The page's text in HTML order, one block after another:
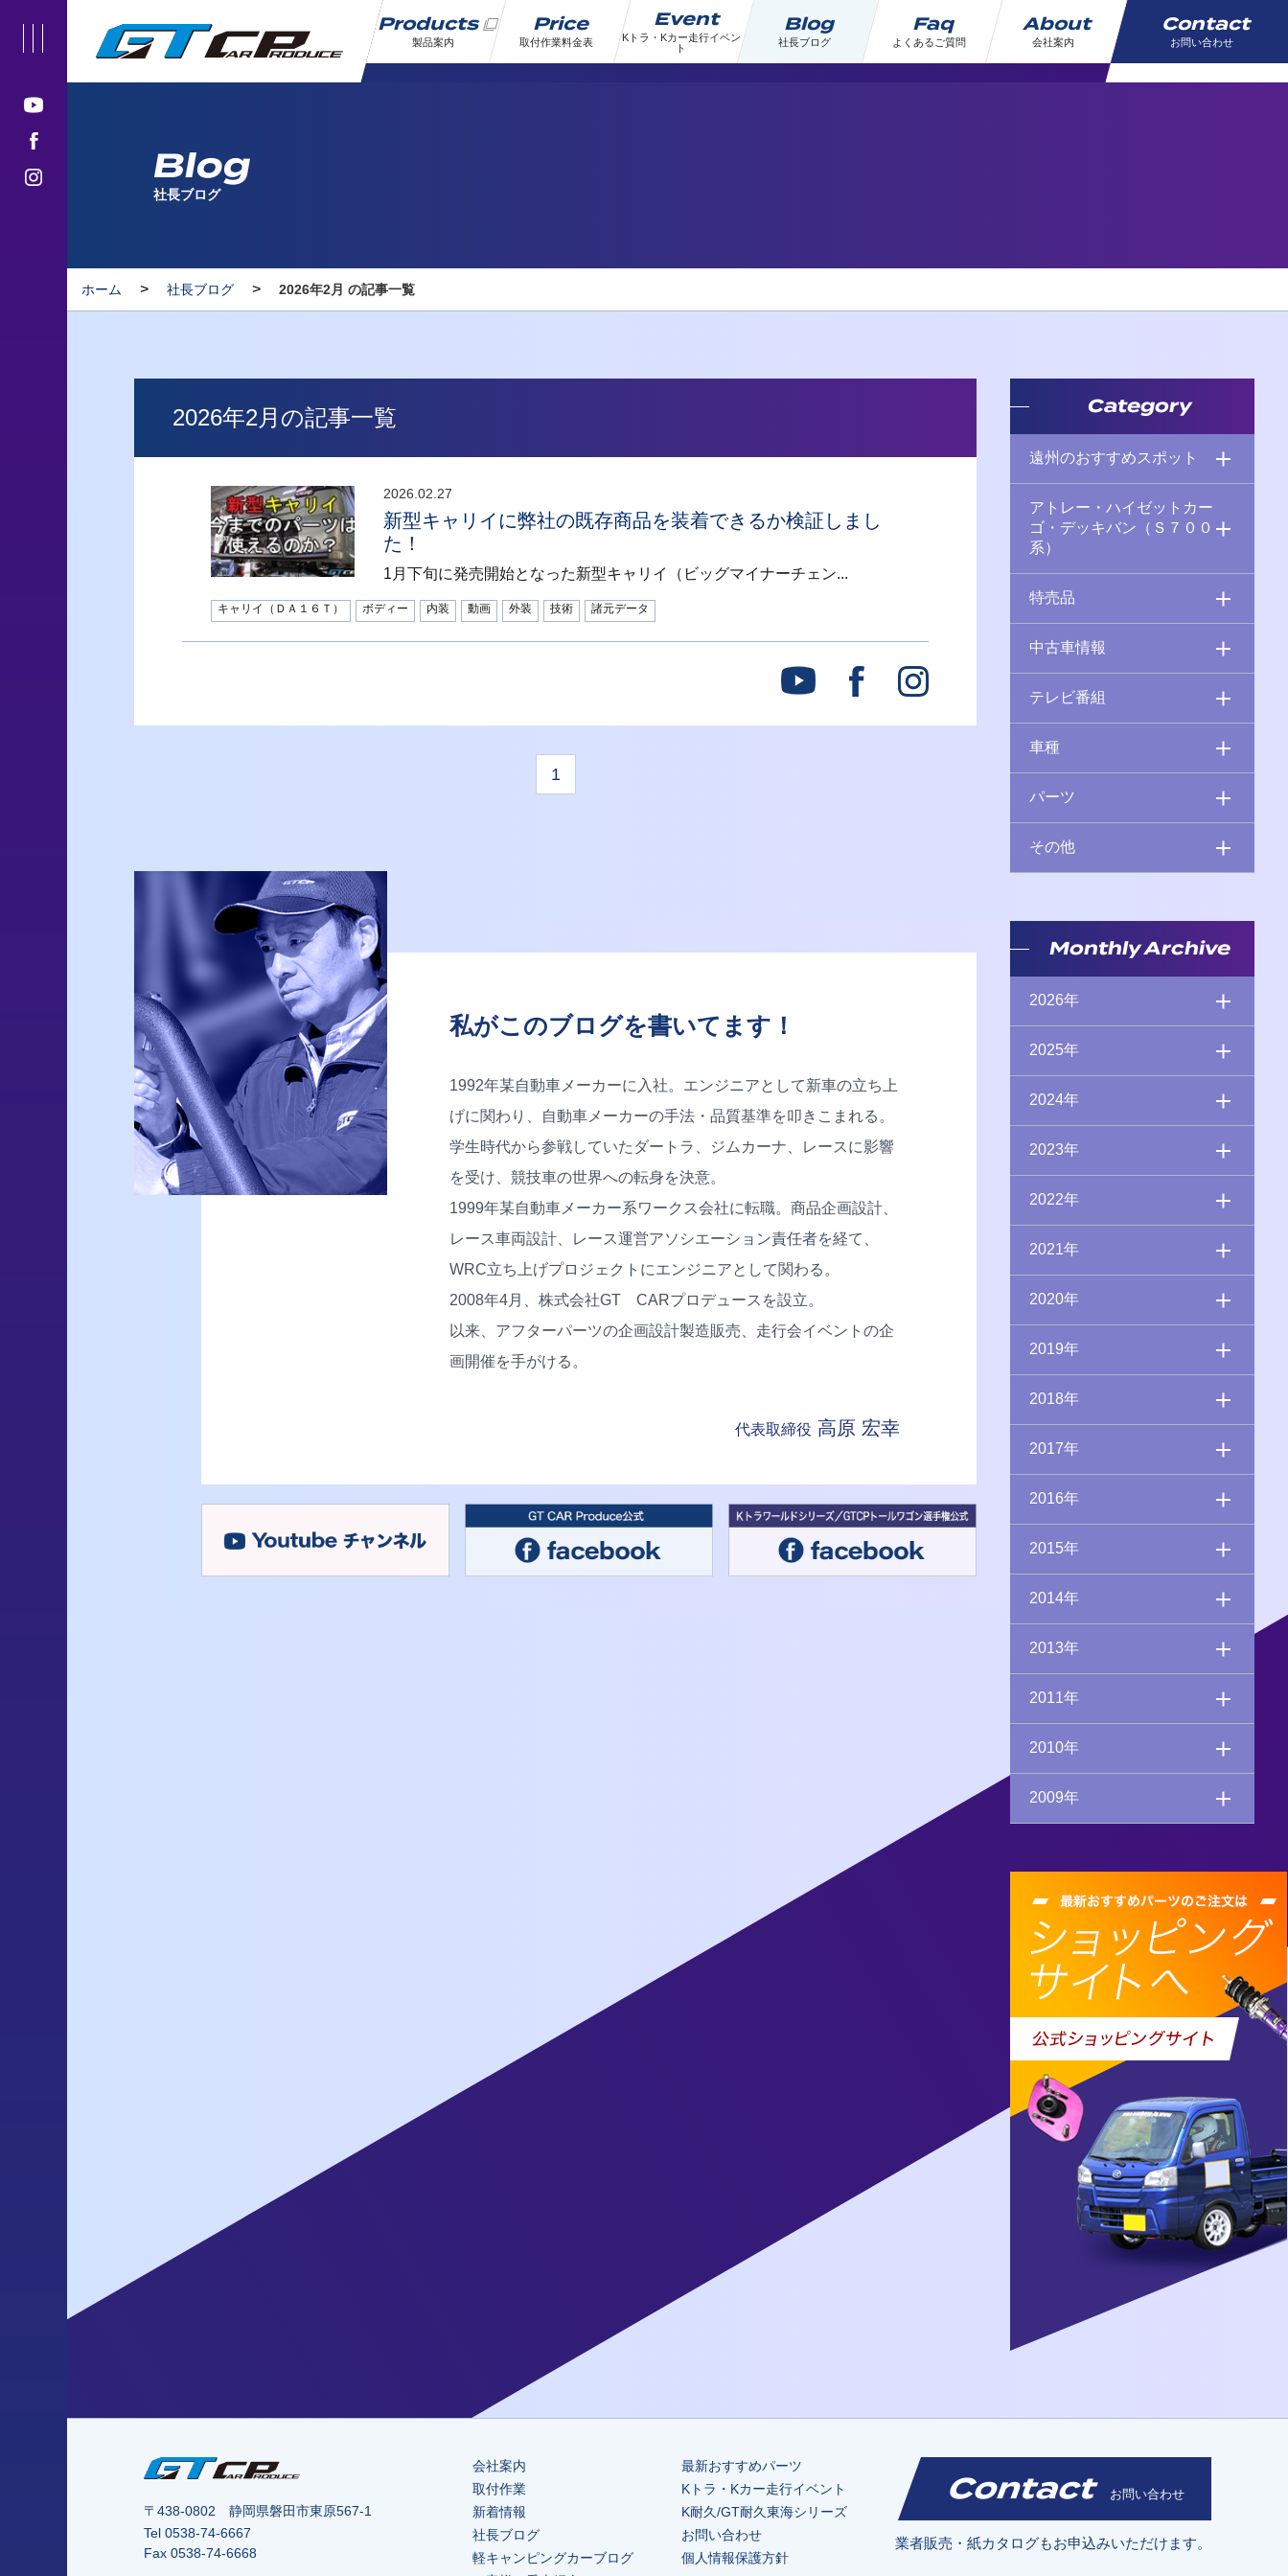
Products
製品案内
Price
取付作業料金表
Event
Kトラ・Kカー走行イベン
ト
Blog
社長ブログ
Faq
よくあるご質問
About
会社案内
Contact
お問い合わせ
Blog
社長ブログ
ホーム > 社長ブログ > 2026年2月 の記事一覧
2026年2月の記事一覧
2026.02.27
新型キャリイに弊社の既存商品を装着できるか検証しまし
た！
1月下旬に発売開始となった新型キャリイ（ビッグマイナーチェン...
キャリイ（ＤＡ１６Ｔ） ボディー 内装 動画 外装 技術 諸元データ
1
私がこのブログを書いてます！
1992年某自動車メーカーに入社。エンジニアとして新車の立ち上
げに関わり、自動車メーカーの手法・品質基準を叩きこまれる。
学生時代から参戦していたダートラ、ジムカーナ、レースに影響
を受け、競技車の世界への転身を決意。
1999年某自動車メーカー系ワークス会社に転職。商品企画設計、
レース車両設計、レース運営アソシエーション責任者を経て、
WRC立ち上げプロジェクトにエンジニアとして関わる。
2008年4月、株式会社GT CARプロデュースを設立。
以来、アフターパーツの企画設計製造販売、走行会イベントの企
画開催を手がける。
代表取締役 高原 宏幸
Category
遠州のおすすめスポット
アトレー・ハイゼットカー
ゴ・デッキバン（Ｓ７００
系）
特売品
中古車情報
テレビ番組
車種
パーツ
その他
Monthly Archive
2026年
2025年
2024年
2023年
2022年
2021年
2020年
2019年
2018年
2017年
2016年
2015年
2014年
2013年
2011年
2010年
2009年
〒438-0802 静岡県磐田市東原567-1
Tel 0538-74-6667
Fax 0538-74-6668
会社案内
取付作業
新着情報
社長ブログ
軽キャンピングカーブログ
最新おすすめパーツ
Kトラ・Kカー走行イベント
K耐久/GT耐久東海シリーズ
お問い合わせ
個人情報保護方針
Contact お問い合わせ
業者販売・紙カタログもお申込みいただけます。